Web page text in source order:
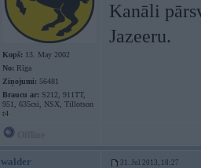
Kopš: 13. May 2002
No: Rīga
Ziņojumi: 56481
Braucu ar: S212, 911TT,
951, 635csi, NSX, Tillotson
t4
Kanāli
Jazeeru.
walder 31. Jul 2013, 18:27